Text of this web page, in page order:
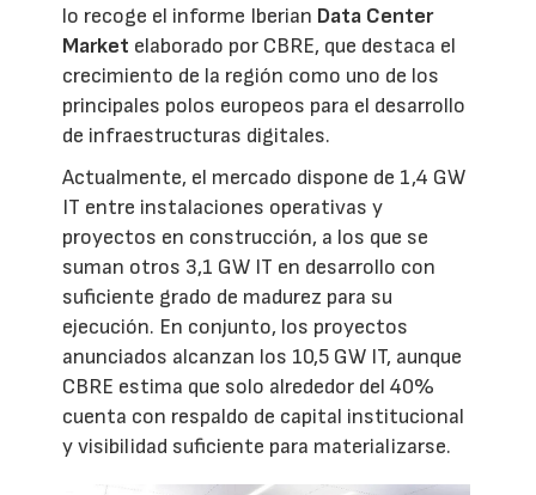
lo recoge el informe Iberian Data Center
Market elaborado por CBRE, que destaca el
crecimiento de la región como uno de los
principales polos europeos para el desarrollo
de infraestructuras digitales.
Actualmente, el mercado dispone de 1,4 GW
IT entre instalaciones operativas y
proyectos en construcción, a los que se
suman otros 3,1 GW IT en desarrollo con
suficiente grado de madurez para su
ejecución. En conjunto, los proyectos
anunciados alcanzan los 10,5 GW IT, aunque
CBRE estima que solo alrededor del 40%
cuenta con respaldo de capital institucional
y visibilidad suficiente para materializarse.